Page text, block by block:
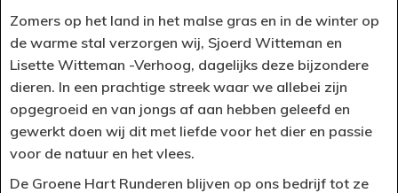
Zomers op het land in het malse gras en in de winter op
de warme stal verzorgen wij, Sjoerd Witteman en
Lisette Witteman -Verhoog, dagelijks deze bijzondere
dieren. In een prachtige streek waar we allebei zijn
opgegroeid en van jongs af aan hebben geleefd en
gewerkt doen wij dit met liefde voor het dier en passie
voor de natuur en het vlees.
De Groene Hart Runderen blijven op ons bedrijf tot ze